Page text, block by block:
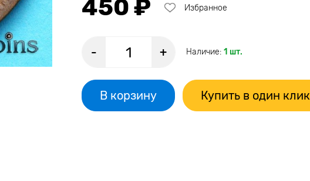
450 ₽ Избранное
- + Наличие: 1 шт.
В корзину Купить в один клик